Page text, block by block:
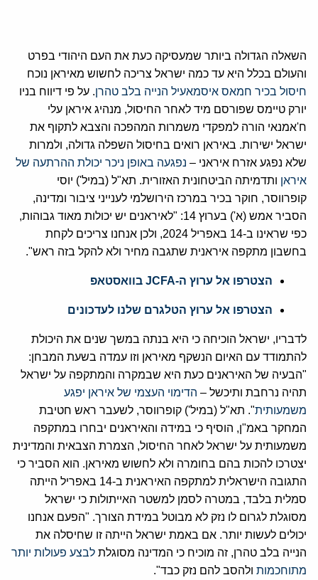
השאלה הגדולה ביותר שמעסיקה כעת את העם היהודי בפרט
והעולם בכלל היא עד כמה ישראל צריכה לחשוש מאיראן נוכח
חיסול בכיר חמאס איסמאעיל הנייה בלב טהרן. על פי דיווח בניו
יורק טיימס שפורסם מיד לאחר החיסול, מנהיג איראן עלי
ח'אמנאי הורה למפקדי משמרות המהפכה והצבא לתקוף את
ישראל ישירות. באיראן רואים בחיסול השפלה גדולה, ולמרות
שלא נפגע אזרח איראני – נפגעה באופן ניכר יכולת ההרתעה של
איראן ותדמיתה הביטחונית האזורית. תא"ל (במיל') יוסי
קופרווסר, חוקר בכיר במרכז הירושלמי לענייני ציבור ומדינה,
הסביר אמש (א') בערוץ 14: "לאיראנים יש יכולות מאוד גבוהות,
כפי שראינו ב-14 באפריל 2024, ולכן אנחנו צריכים לקחת
בחשבון מתקפה איראנית שתגבה מחיר ולא להקל בזה ראש".
הצטרפו אל ערוץ ה-JCFA בוואסטאפ
הצטרפו אל ערוץ הטלגרם שלנו לעדכונים
לדבריו, ישראל הוכיחה כי היא בנתה במשך שנים את היכולת
להתמודד עם האיום הנשקף מאיראן וזו עמדה בשעת המבחן:
"הבעיה של האיראנים כעת היא שבמקרה והמתקפה על ישראל
תהיה נרחבת ותיכשל – הדימוי העצמי של איראן יפגע
משמעותית". תא"ל (במיל') קופרווסר, לשעבר ראש חטיבת
המחקר באמ"ן, הוסיף כי במידה והאיראנים יבחרו במתקפה
משמעותית על ישראל לאחר החיסול, הצמרת הצבאית והמדינית
יצטרכו להכות בהם בחומרה ולא לחשוש מאיראן. הוא הסביר כי
התגובה הישראלית למתקפה האיראנית ב-14 באפריל הייתה
סמלית בלבד, במטרה לסמן למשטר האייתולות כי ישראל
מסוגלת לגרום לו נזק לא מבוטל במידת הצורך. "הפעם אנחנו
יכולים לעשות יותר. אם באמת ישראל הייתה זו שחיסלה את
הנייה בלב טהרן, זה מוכיח כי המדינה מסוגלת לבצע פעולות יותר
מתוחכמות ולהסב להם נזק כבד".